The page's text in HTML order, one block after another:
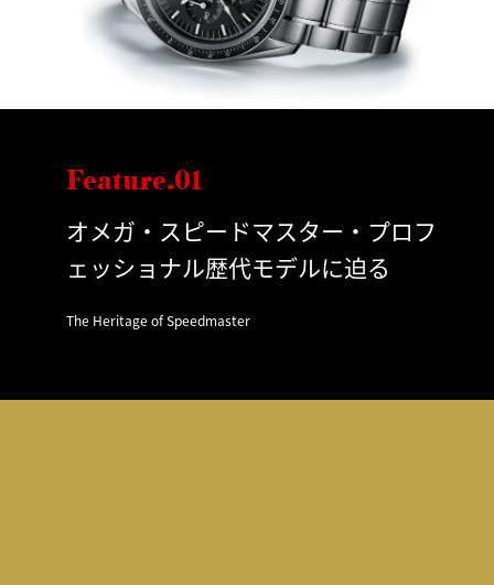
Feature.01
オメガ・スピードマスター・プロフ
ェッショナル歴代モデルに迫る
The Heritage of Speedmaster